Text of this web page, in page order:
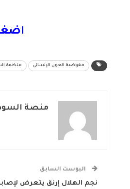
مفوضية العون الإنساني منظمة
منصة
البوست السابق
نجم الهلال إرنق يتعرض